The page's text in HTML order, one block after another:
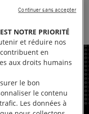
NOTRE PRIORITÉ
et réduire nos
en
aux droits humains
le bon
le contenu
Les données à
Continuer sans accepter